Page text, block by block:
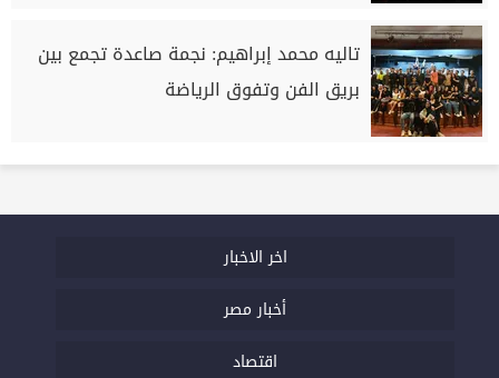
تاليه محمد إبراهيم: نجمة صاعدة تجمع بين
بريق الفن وتفوق الرياضة
اخر الاخبار
أخبار مصر
اقتصاد